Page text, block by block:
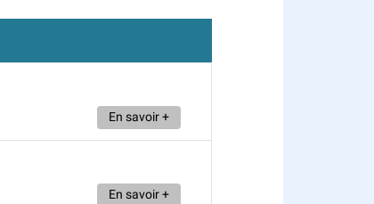
En savoir +
En savoir +